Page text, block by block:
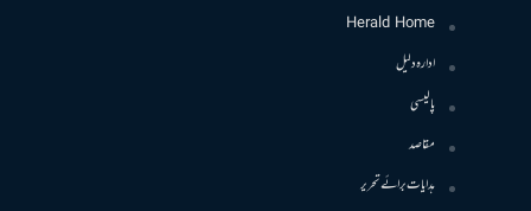
Herald Home
ادارہ دلیل
پالیسی
مقاصد
ہدایات برائے تحریر